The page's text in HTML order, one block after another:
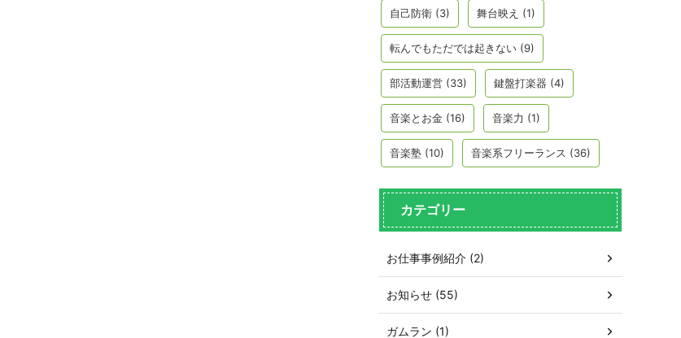
自己防衛 (3) 舞台映え (1)
転んでもただでは起きない (9)
部活動運営 (33) 鍵盤打楽器 (4)
音楽とお金 (16) 音楽力 (1)
音楽塾 (10) 音楽系フリーランス (36)
カテゴリー
お仕事事例紹介 (2)
お知らせ (55)
ガムラン (1)